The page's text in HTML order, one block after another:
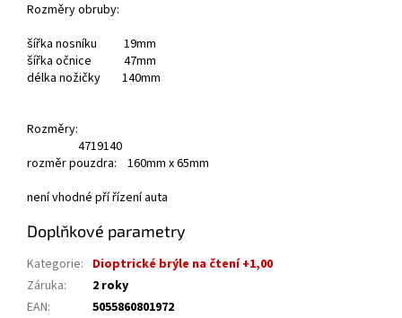
Rozměry obruby:
šířka nosníku 19mm
šířka očnice 47mm
délka nožičky 140mm
Rozměry:
4719140
rozměr pouzdra: 160mm x 65mm
není vhodné pří řízení auta
Doplňkové parametry
Kategorie: Dioptrické brýle na čtení +1,00
Záruka:
2 roky
EAN:
5055860801972